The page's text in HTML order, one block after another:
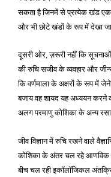
सकता है जिनमें से प्रत्येक खंड एक
और भी छोटे खंडों के रूप में देखा
दूसरी ओर,ज़रूरी नहीं कि
की रुचि सजीव के व्यवहार और
कि वर्णमाला के अक्षरों के रूप में
बजाय वह शायद यह अध्ययन
अलग परमाणु कोशिका के अन्य
जीव विज्ञान में रुचि रखने वाले
कोशिका के अंतर चल रहे आणविक
बीच चल रही इकॉलॉजिकल